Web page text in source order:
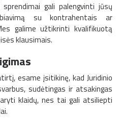
gali palengvinti jūsų
su kontrahentais ar
galime užtikrinti kvalifikuotą
klausimais.
esame įsitikinę, kad Juridinio
sudėtingas ir atsakingas
klaidų, nes tai gali atsiliepti